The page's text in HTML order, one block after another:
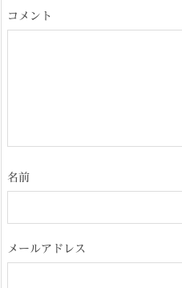
コメント
名前
メールアドレス